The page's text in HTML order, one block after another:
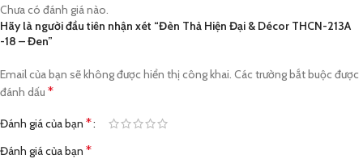
Chưa có đánh giá nào.
Hãy là người đầu tiên nhận xét “Đèn Thả Hiện Đại & Décor THCN-213A
-18 – Đen”
Email của bạn sẽ không được hiển thị công khai. Các trường bắt buộc được
đánh dấu *
Đánh giá của bạn *
Đánh giá của bạn *